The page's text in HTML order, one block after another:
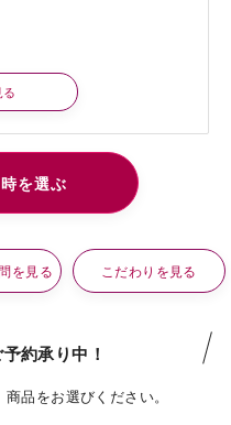
を見る こだわりを見る
約承り中！
品をお選びください。